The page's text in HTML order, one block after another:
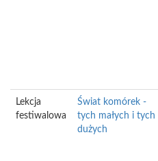
Lekcja
festiwalowa
Świat komórek -
tych małych i tych
dużych